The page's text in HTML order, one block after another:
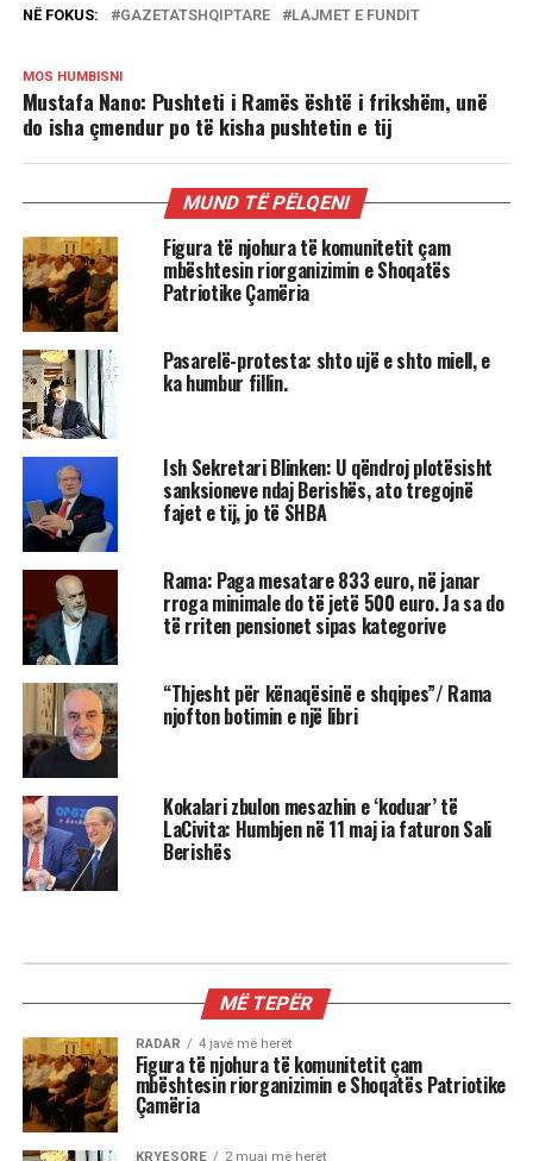
NË FOKUS: GAZETATSHQIPTARE LAJMET E FUNDIT
MOS HUMBISNI
Mustafa Nano: Pushteti i Ramës është i frikshëm, unë
do isha çmendur po të kisha pushtetin e tij
MUND TË PËLQENI
Figura të njohura të komunitetit çam
mbështesin riorganizimin e Shoqatës
Patriotike Çamëria
Pasarelë-protesta: shto ujë e shto miell, e
ka humbur fillin.
Ish Sekretari Blinken: U qëndroj plotësisht
sanksioneve ndaj Berishës, ato tregojnë
fajet e tij, jo të SHBA
Rama: Paga mesatare 833 euro, në janar
rroga minimale do të jetë 500 euro. Ja sa do
të rriten pensionet sipas kategorive
“Thjesht për kënaqësinë e shqipes”/ Rama
njofton botimin e një libri
Kokalari zbulon mesazhin e ‘koduar’ të
LaCivita: Humbjen në 11 maj ia faturon Sali
Berishës
Mustafa Nano: Pushteti i Ramës
është i frikshëm, unë do isha
çmendur po të kisha pushtetin e tij